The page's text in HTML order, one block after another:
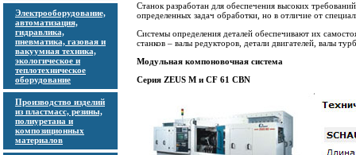
Электрооборудование,
автоматизация,
гидравлика,
пневматика, газовая и
вакуумная техника,
экологическое и
теплотехническое
оборудование
Производство изделий
из пластмасс, резины,
полиуретана и
композиционных
материалов
Станок разработан для обеспечения высоких
определенных задач обработки, но в отличие от
Системы определения деталей обеспечивают их
станков – валы редукторов, детали двигателей, валы
Модульная компоновочная система
Серия ZEUS M и CF 61 CBN